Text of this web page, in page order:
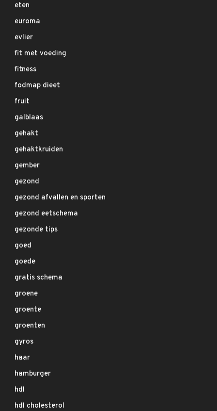
eten
euroma
evlier
fit met voeding
fitness
fodmap dieet
fruit
galblaas
gehakt
gehaktkruiden
gember
gezond
gezond afvallen en sporten
gezond eetschema
gezonde tips
goed
goede
gratis schema
groene
groente
groenten
gyros
haar
hamburger
hdl
hdl cholesterol